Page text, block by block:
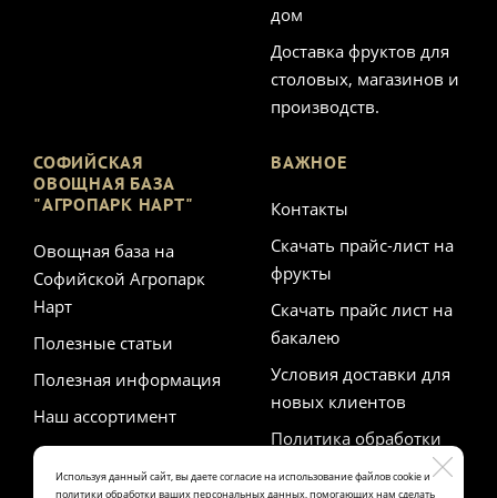
Используя данный сайт, вы даете согласие на использование файлов cookie и
политики обработки ваших персональных данных, помогающих нам сделать
дом
Доставка фруктов для
столовых, магазинов и
производств.
СОФИЙСКАЯ
ОВОЩНАЯ БАЗА
"АГРОПАРК НАРТ"
Овощная база на
Софийской Агропарк
Нарт
Полезные статьи
Полезная информация
Наш ассортимент
ВАЖНОЕ
Контакты
Скачать прайс-лист на
фрукты
Скачать прайс лист на
бакалею
Условия доставки для
новых клиентов
Политика обработки
персональных данных